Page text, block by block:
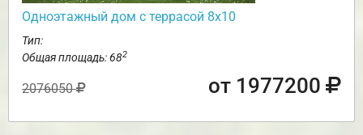
Одноэтажный дом с террасой 8х10
Тип:
Общая площадь: 682
2076050 от 1977200